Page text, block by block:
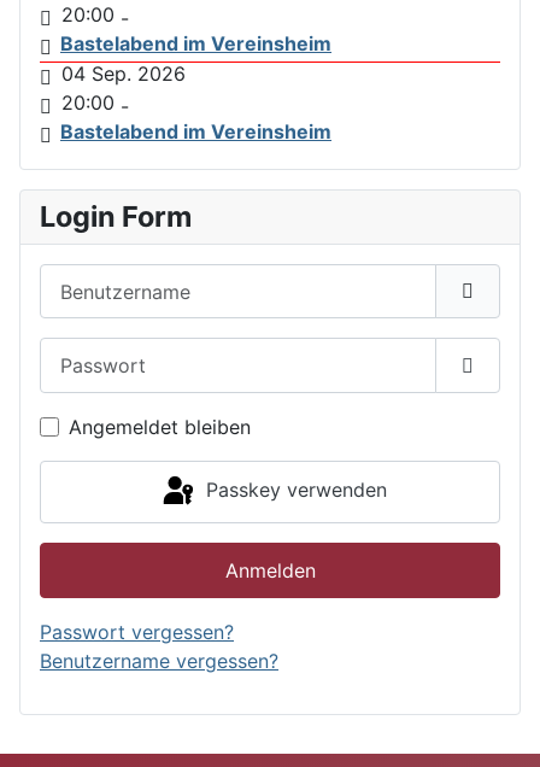
20:00 -
Bastelabend im Vereinsheim
04 Sep. 2026
20:00 -
Bastelabend im Vereinsheim
Login Form
Angemeldet bleiben
Passkey verwenden
Anmelden
Passwort vergessen?
Benutzername vergessen?